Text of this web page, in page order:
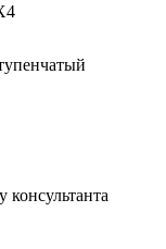
консультанта